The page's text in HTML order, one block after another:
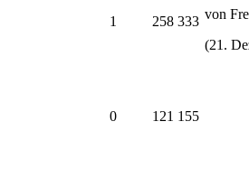
1 258 333 von
(21.
0 121 155